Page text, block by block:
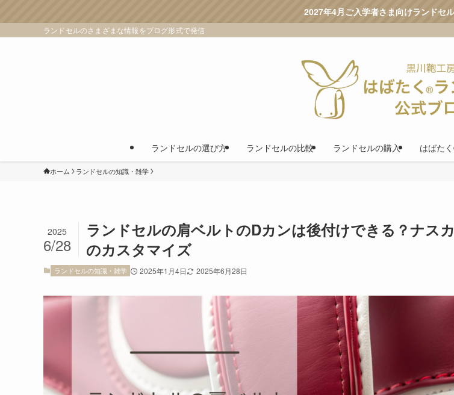
2027年4月ご入学者さま向けランドセ
ランドセルのさまざまな情報をブログ形式で発信
ランドセルの選び方 ランドセルの比較 ランドセルの購入 はばた
ホーム ランドセルの知識・雑学
ランドセルの肩ベルトのDカンは後付けできる？ナス
のカスタマイズ
2025
6/28
ランドセルの知識・雑学 2025年1月4日 2025年6月28日